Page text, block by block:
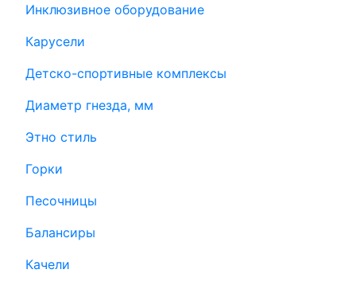
Инклюзивное оборудование
Карусели
Детско-спортивные комплексы
Диаметр гнезда, мм
Этно стиль
Горки
Песочницы
Балансиры
Качели